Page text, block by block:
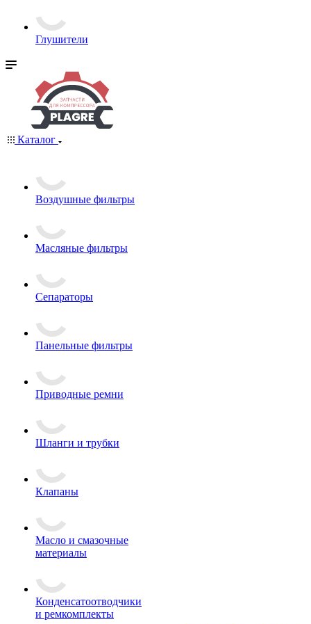
Глушители
Каталог
Воздушные фильтры
Масляные фильтры
Сепараторы
Панельные фильтры
Приводные ремни
Шланги и трубки
Клапаны
Масло и смазочные
материалы
Конденсатоотводчики
и ремкомплекты